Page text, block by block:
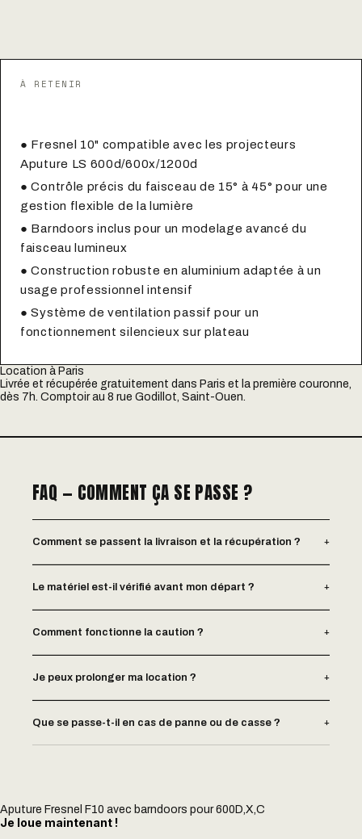
À RETENIR
● Fresnel 10" compatible avec les projecteurs
Aputure LS 600d/600x/1200d
● Contrôle précis du faisceau de 15° à 45° pour une
gestion flexible de la lumière
● Barndoors inclus pour un modelage avancé du
faisceau lumineux
● Construction robuste en aluminium adaptée à un
usage professionnel intensif
● Système de ventilation passif pour un
fonctionnement silencieux sur plateau
Location à Paris
Livrée et récupérée gratuitement dans Paris et la première couronne,
dès 7h. Comptoir au 8 rue Godillot, Saint-Ouen.
FAQ — COMMENT ÇA SE PASSE ?
Comment se passent la livraison et la récupération ? +
Le matériel est-il vérifié avant mon départ ? +
Comment fonctionne la caution ? +
Je peux prolonger ma location ? +
Que se passe-t-il en cas de panne ou de casse ? +
Aputure Fresnel F10 avec barndoors pour 600D,X,C
Je loue maintenant !